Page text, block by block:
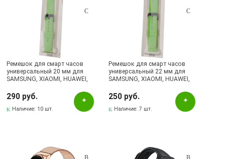
Ремешок для смарт часов
универсальный 20 мм для
SAMSUNG, XIAOMI, HUAWEI,
290 руб.
Наличие: 10 шт.
Ремешок для смарт часов
универсальный 22 мм для
SAMSUNG, XIAOMI, HUAWEI,
250 руб.
Наличие:7 шт.